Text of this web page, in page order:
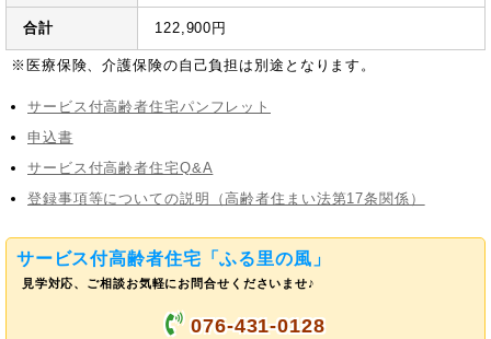
合計 122,900円
※医療保険、介護保険の自己負担は別途となります。
サービス付高齢者住宅パンフレット
申込書
サービス付高齢者住宅Q&A
登録事項等についての説明（高齢者住まい法第17条関係）
サービス付高齢者住宅「ふる里の風」
見学対応、ご相談お気軽にお問合せくださいませ♪
076-431-0128